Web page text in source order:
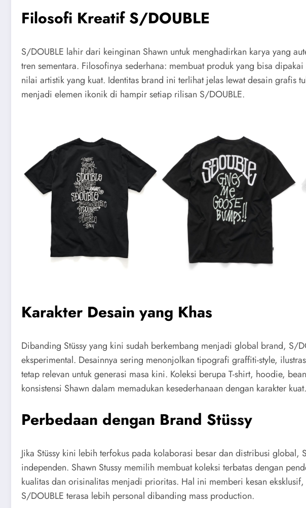
Filosofi Kreatif S/DOUBLE
S/DOUBLE lahir dari keinginan Shawn untuk menghadirkan karya yang
tren sementara. Filosofinya sederhana: membuat produk yang bisa
nilai artistik yang kuat. Identitas brand ini terlihat jelas lewat desain grafis
menjadi elemen ikonik di hampir setiap rilisan S/DOUBLE.
Karakter Desain yang Khas
Dibanding Stüssy yang kini sudah berkembang menjadi global brand, S/
eksperimental. Desainnya sering menonjolkan tipografi graffiti-style,
tetap relevan untuk generasi masa kini. Koleksi berupa T-shirt, hoodie,
konsistensi Shawn dalam memadukan kesederhanaan dengan karakter kuat.
Perbedaan dengan Brand Stüssy
Jika Stüssy kini lebih terfokus pada kolaborasi besar dan distribusi
independen. Shawn Stussy memilih membuat koleksi terbatas dengan
kualitas dan orisinalitas menjadi prioritas. Hal ini memberi kesan
S/DOUBLE terasa lebih personal dibanding mass production.